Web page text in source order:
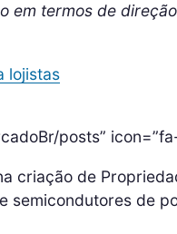
em termos de
lojistas
posts”
criação de
semicondutores de